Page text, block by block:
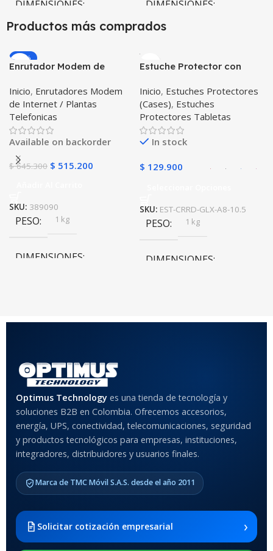
DIMENSIONES
COLOR
Gris,Negro , Azul ,Rosa
DIMENSIONES
COLOR
Negro Azul ,Verde
Azul Oscuro
Productos más comprados
-20%
Enrutador Modem de
Libre Todo Operador 4G
LTE SIMCARD
Inicio, Enrutadores Modem
de Internet / Plantas
Telefonicas
Available on backorder
$645.300 $ 515.200
SKU: 389090
PESO 1 kg
DIMENSIONES
Estuche Protector con
Tablet Samsung Galaxy
Tab A8 10.5 2021 – 2022
SM-x200 SM-x205 Anti
golpes con soporte
Inicio, Estuches Protectores
(Cases), Estuches
Protectores Tabletas
In stock
$ 129.900
SKU: EST-CRRD-GLX-A8-10.5
PESO 1 kg
DIMENSIONES
COLOR
Anti-Shock
MODELO DE TABLETS
COMPATIBLES
2021 SM-x200 / Samsung
Galaxy Tab A8 10.5 2021 SM-
x205
Optimus Technology es una tienda de tecnología y
soluciones B2B en Colombia. Ofrecemos accesorios,
energía, UPS, conectividad, telecomunicaciones, seguridad
y productos tecnológicos para empresas, instituciones,
integradores, distribuidores y usuarios finales.
Marca de TMC Móvil S.A.S. desde el año 2011
Solicitar cotización empresarial ›